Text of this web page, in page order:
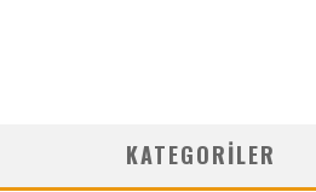
KATEGORILER